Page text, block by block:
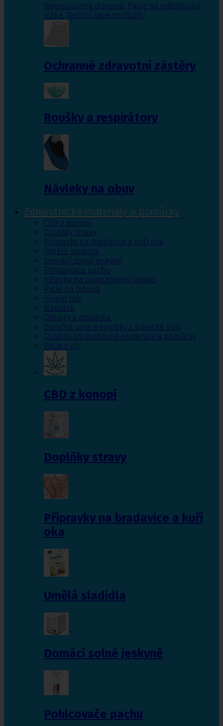
Nepropustná ochrana, Papír na vyšetřovací
lůžka, Textilní savé podložky
Ochranné zdravotní zástěry
Roušky a respirátory
Návleky na obuv
Zdravotnické materiály a pomůcky
CBD z konopí
Doplňky stravy
Přípravky na bradavice a kuří oka
Umělá sladidla
Domácí solné jeskyně
Pohlcovače pachu
Nádoby na nebezpečný odpad
Pytle na odpad
Hojení ran
Náplasti
Obvazy a obinadla
Buničitá vata a výrobky z buničité vaty
Ostatní zdravotnické materiály a pomůcky
Péče o oči
CBD z konopí
Doplňky stravy
Přípravky na bradavice a kuří
oka
Umělá sladidla
Domácí solné jeskyně
Pohlcovače pachu